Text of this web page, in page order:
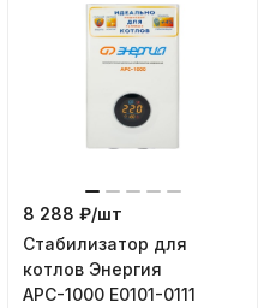
8 288 ₽/шт
Стабилизатор для
котлов Энергия
АРС-1000 Е0101-0111